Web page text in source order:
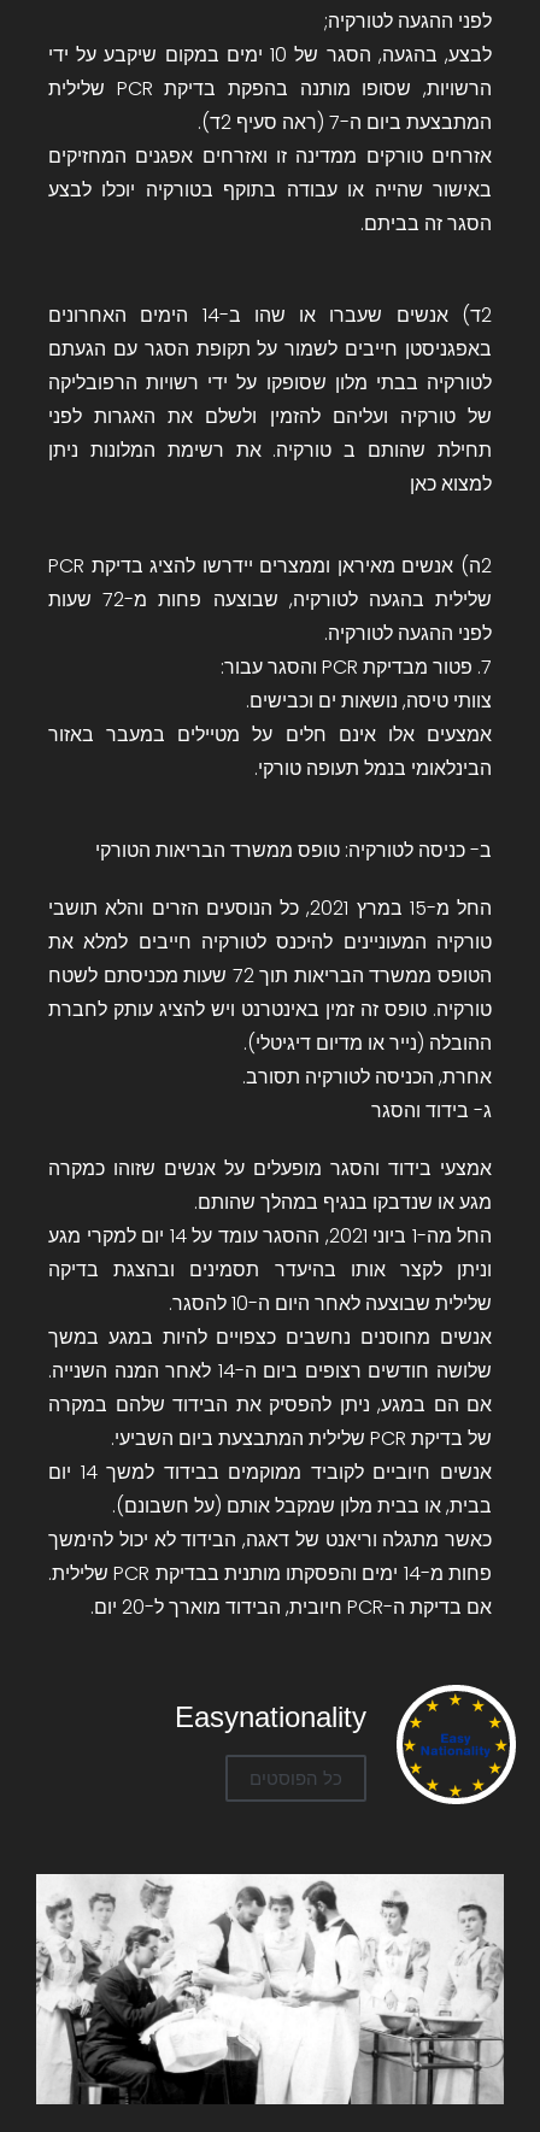
לפני ההגעה לטורקיה;
לבצע, בהגעה, הסגר של 10 ימים במקום שיקבע על ידי
הרשויות, שסופו מותנה בהפקת בדיקת PCR שלילית
המתבצעת ביום ה-7 (ראה סעיף 2ד).
אזרחים טורקים ממדינה זו ואזרחים אפגנים המחזיקים
באישור שהייה או עבודה בתוקף בטורקיה יוכלו לבצע
הסגר זה בביתם.
2ד) אנשים שעברו או שהו ב-14 הימים האחרונים
באפגניסטן חייבים לשמור על תקופת הסגר עם הגעתם
לטורקיה בבתי מלון שסופקו על ידי רשויות הרפובליקה
של טורקיה ועליהם להזמין ולשלם את האגרות לפני
תחילת שהותם ב טורקיה. את רשימת המלונות ניתן
למצוא כאן
2ה) אנשים מאיראן וממצרים יידרשו להציג בדיקת PCR
שלילית בהגעה לטורקיה, שבוצעה פחות מ-72 שעות
לפני ההגעה לטורקיה.
7. פטור מבדיקת PCR והסגר עבור:
צוותי טיסה, נושאות ים וכבישים.
אמצעים אלו אינם חלים על מטיילים במעבר באזור
הבינלאומי בנמל תעופה טורקי.
ב- כניסה לטורקיה: טופס ממשרד הבריאות הטורקי
החל מ-15 במרץ 2021, כל הנוסעים הזרים והלא תושבי
טורקיה המעוניינים להיכנס לטורקיה חייבים למלא את
הטופס ממשרד הבריאות תוך 72 שעות מכניסתם לשטח
טורקיה. טופס זה זמין באינטרנט ויש להציג עותק לחברת
ההובלה (נייר או מדיום דיגיטלי).
אחרת, הכניסה לטורקיה תסורב.
ג- בידוד והסגר
אמצעי בידוד והסגר מופעלים על אנשים שזוהו כמקרה
מגע או שנדבקו בנגיף במהלך שהותם.
החל מה-1 ביוני 2021, ההסגר עומד על 14 יום למקרי מגע
וניתן לקצר אותו בהיעדר תסמינים ובהצגת בדיקה
שלילית שבוצעה לאחר היום ה-10 להסגר.
אנשים מחוסנים נחשבים כצפויים להיות במגע במשך
שלושה חודשים רצופים ביום ה-14 לאחר המנה השנייה.
אם הם במגע, ניתן להפסיק את הבידוד שלהם במקרה
של בדיקת PCR שלילית המתבצעת ביום השביעי.
אנשים חיוביים לקוביד ממוקמים בבידוד למשך 14 יום
בבית, או בבית מלון שמקבל אותם (על חשבונם).
כאשר מתגלה וריאנט של דאגה, הבידוד לא יכול להימשך
פחות מ-14 ימים והפסקתו מותנית בבדיקת PCR שלילית.
אם בדיקת ה-PCR חיובית, הבידוד מוארך ל-20 יום.
Easynationality
כל הפוסטים